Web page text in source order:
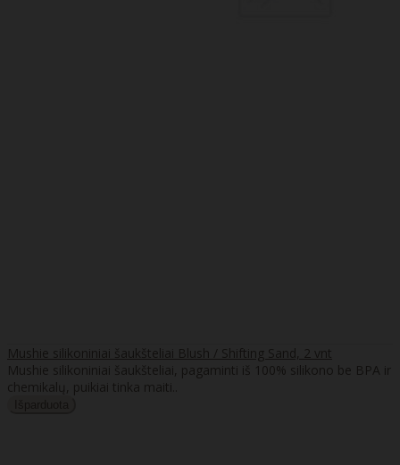
Mushie silikoniniai šaukšteliai Blush / Shifting Sand, 2 vnt
Mushie silikoniniai šaukšteliai, pagaminti iš 100% silikono be BPA ir
chemikalų, puikiai tinka maiti..